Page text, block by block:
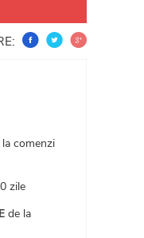
comenzi
zile
de la